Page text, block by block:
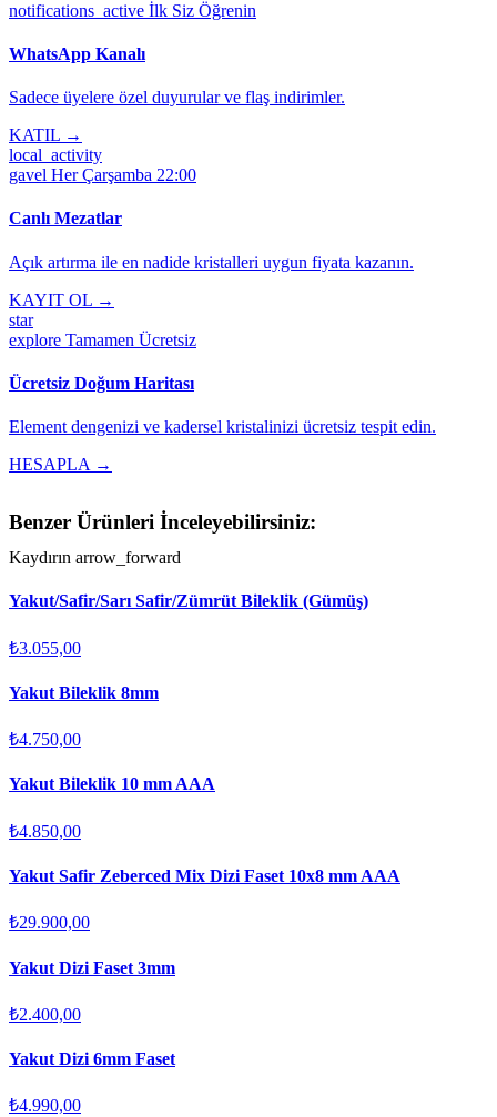
notifications_active İlk Siz Öğrenin
WhatsApp Kanalı
Sadece üyelere özel duyurular ve flaş indirimler.
KATIL →
local_activity
gavel Her Çarşamba 22:00
Canlı Mezatlar
Açık artırma ile en nadide kristalleri uygun fiyata kazanın.
KAYIT OL →
star
explore Tamamen Ücretsiz
Ücretsiz Doğum Haritası
Element dengenizi ve kadersel kristalinizi ücretsiz tespit edin.
HESAPLA →
Benzer Ürünleri İnceleyebilirsiniz:
Kaydırın arrow_forward
Yakut/Safir/Sarı Safir/Zümrüt Bileklik (Gümüş)
₺3.055,00
Yakut Bileklik 8mm
₺4.750,00
Yakut Bileklik 10 mm AAA
₺4.850,00
Yakut Safir Zeberced Mix Dizi Faset 10x8 mm AAA
₺29.900,00
Yakut Dizi Faset 3mm
₺2.400,00
Yakut Dizi 6mm Faset
₺4.990,00